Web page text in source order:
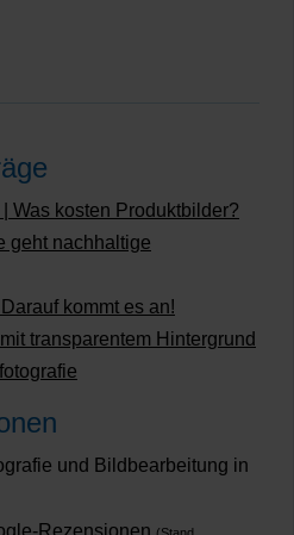
Was kosten Produktbilder?
geht nachhaltige
kommt es an!
transparentem Hintergrund
und Bildbearbeitung in